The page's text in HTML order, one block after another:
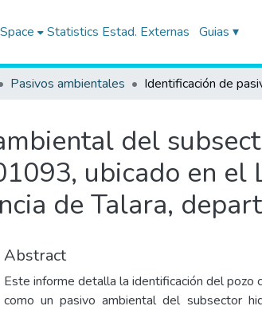
Statistics Estad. Externas Guias ▾
Pasivos ambientales
del
ubicado en
de Talara,
Abstract
Este informe detalla la identificación del pozo
como un pasivo ambiental del subsector